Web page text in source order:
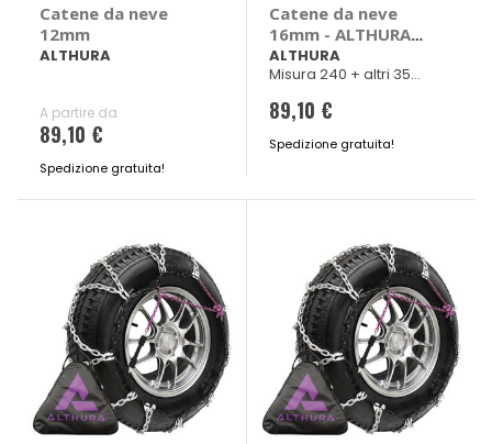
Catene da neve
12mm
ALTHURA
A partire da
89,10 €
Spedizione gratuita!
Catene da neve
16mm - ALTHURA
Bmw X3, Chrysler
Cherokee, Citroen
Korando, Fiat
Ducato, Ford
Ranger, Hyundai
Satellite, Starex
ALTHURA
Misura 240 + altri 35
89,10 €
Spedizione gratuita!